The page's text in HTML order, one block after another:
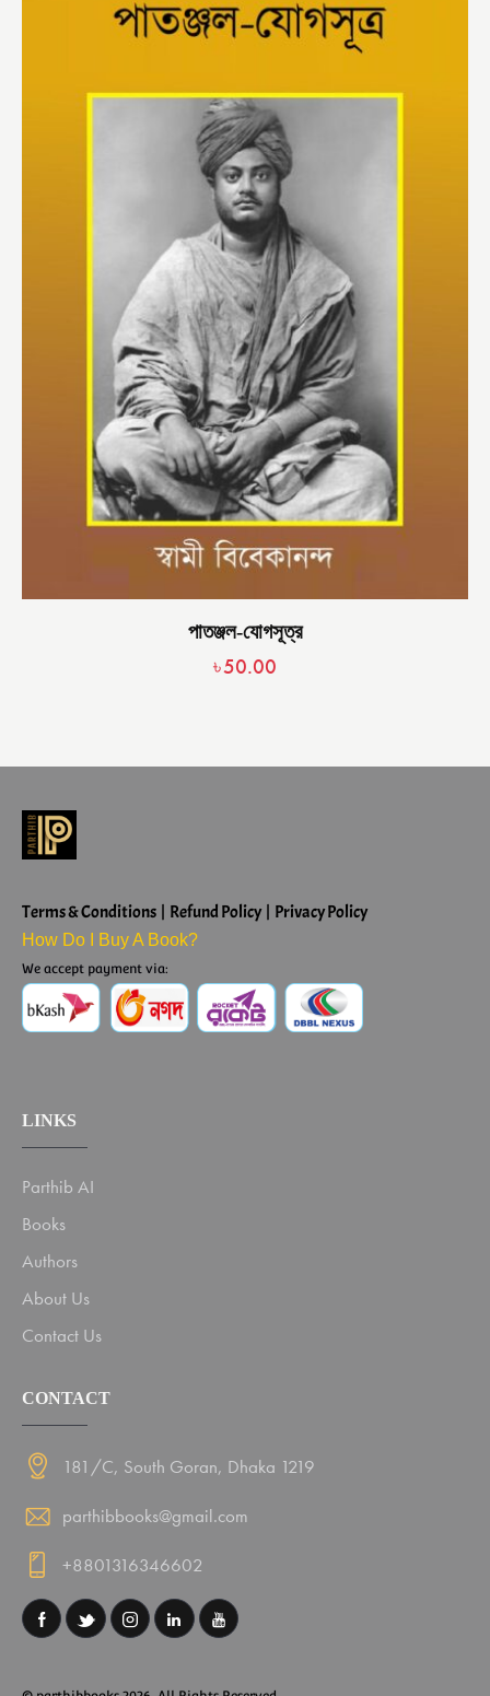
পাতঞ্জল-যোগসূত্র
৳50.00
Terms & Conditions | Refund Policy | Privacy Policy
How Do I Buy A Book?
We accept payment via:
LINKS
Parthib AI
Books
Authors
About Us
Contact Us
CONTACT
181/C, South Goran, Dhaka 1219
parthibbooks@gmail.com
+8801316346602